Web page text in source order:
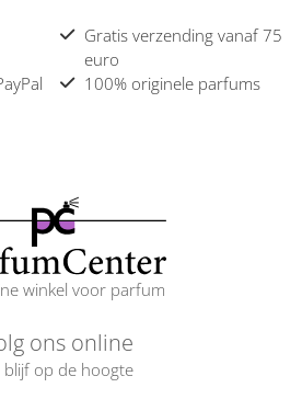
Gratis verzending vanaf 75
euro
100% originele parfums
winkel voor parfum
ons online
blijf op de hoogte